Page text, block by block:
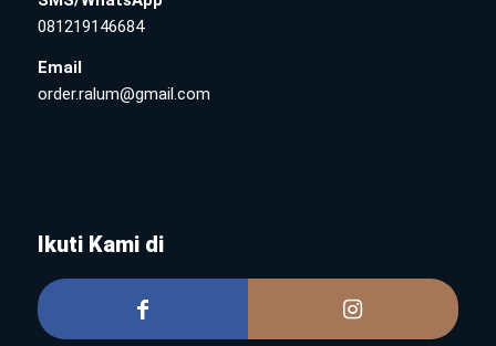
081219146684
Email
order.ralum@gmail.com
Ikuti Kami di